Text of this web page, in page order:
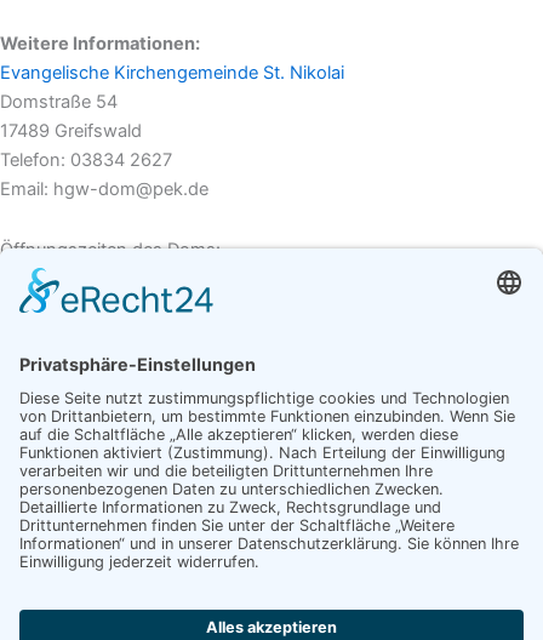
Weitere Informationen:
Evangelische Kirchengemeinde St. Nikolai
Domstraße 54
17489 Greifswald
Telefon: 03834 2627
Email: hgw-dom@pek.de
Öffnungszeiten des Doms:
Montag – Samstag: 10.00 – 16.00 Uhr
Sonntag (nach dem Gottesdienst): ca. 11.30 – 15.00 Uhr
Menü
Auf dieser Webseite finden Sie sämtliche Informationen, um
Caspar David Friedrich in seiner Geburtsstadt Greifswald
kennenzulernen und zu erleben.
Navigation
Startseite
Impressum